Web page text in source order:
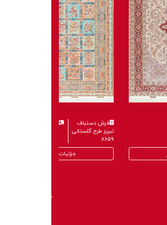
فرش دستباف
تبریز طرح هریس
۸۶۸۴
جزئیات بیشتر